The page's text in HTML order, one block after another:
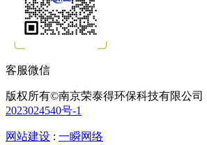
客服微信
版权所有©南京荣泰得环保科技有限公司
2023024540号-1
网站建设 : 一瞬网络